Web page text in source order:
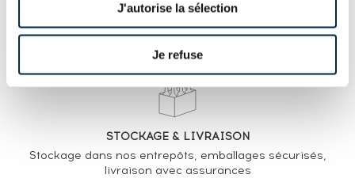
J'autorise la sélection
Je refuse
EXPERTISE
100% des whiskies et spiritueux proposés
expertisés par nos spécialistes. Garantie
d’authenticité
STOCKAGE & LIVRAISON
Stockage dans nos entrepôts, emballages sécurisés,
livraison avec assurances